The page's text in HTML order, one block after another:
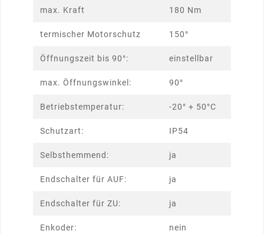
max. Kraft 180 Nm
termischer Motorschutz 150°
Öffnungszeit bis 90°: einstellbar
max. Öffnungswinkel: 90°
Betriebstemperatur: -20° + 50°C
Schutzart: IP54
Selbsthemmend: ja
Endschalter für AUF: ja
Endschalter für ZU: ja
Enkoder: nein